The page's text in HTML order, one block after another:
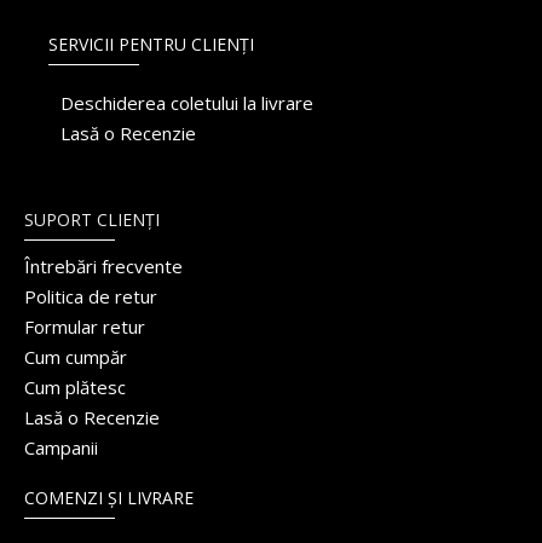
SERVICII PENTRU CLIENȚI
Deschiderea coletului la livrare
Lasă o Recenzie
SUPORT CLIENȚI
Întrebări frecvente
Politica de retur
Formular retur
Cum cumpăr
Cum plătesc
Lasă o Recenzie
Campanii
COMENZI ȘI LIVRARE